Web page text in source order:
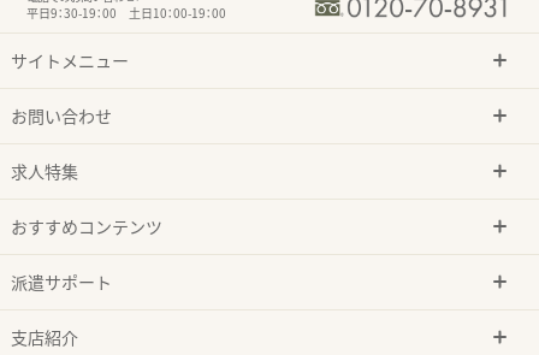
平日9：30-19：00 土日10：00-19：00
サイトメニュー
お問い合わせ
求人特集
おすすめコンテンツ
派遣サポート
支店紹介